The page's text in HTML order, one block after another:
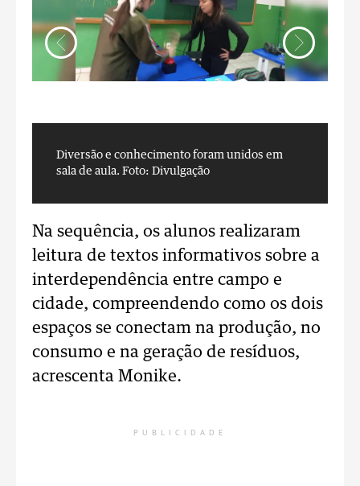
Diversão e conhecimento foram unidos em
sala de aula. Foto: Divulgação
Na sequência, os alunos realizaram
leitura de textos informativos sobre a
interdependência entre campo e
cidade, compreendendo como os dois
espaços se conectam na produção, no
consumo e na geração de resíduos,
acrescenta Monike.
PUBLICIDADE